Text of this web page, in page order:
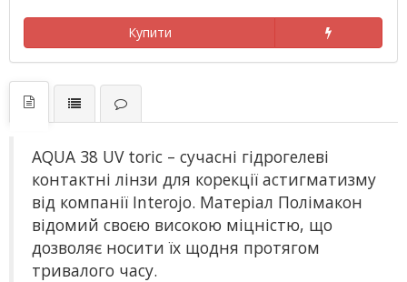
Купити
AQUA 38 UV toric – сучасні гідрогелеві
контактні лінзи для корекції астигматизму
від компанії Interojo. Матеріал Полімакон
відомий своєю високою міцністю, що
дозволяє носити їх щодня протягом
тривалого часу.